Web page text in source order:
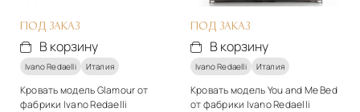
ПОД ЗАКАЗ
В корзину
Ivano Redaelli Италия
Кровать модель Glamour от
фабрики Ivano Redaelli
ПОД ЗАКАЗ
В корзину
Ivano Redaelli Италия
Кровать модель You and Me Bed
от фабрики Ivano Redaelli